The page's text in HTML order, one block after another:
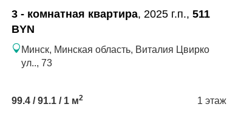
3 - комнатная квартира, 2025 г.п., 511
BYN
Минск, Минская область, Виталия Цвирко
ул.., 73
99.4 / 91.1 / 1 м2 1 этаж